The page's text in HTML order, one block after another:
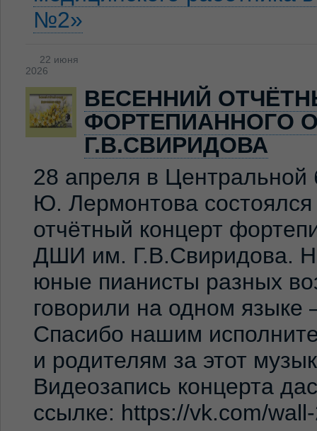
№2»
22 июня
2026
ВЕСЕННИЙ
ФОРТЕПИАННОГО
Г.В.СВИРИДОВА
28 апреля в
Ю. Лермонтова состоялся
отчётный концерт
ДШИ им. Г.В.Свиридова.
юные пианисты разных
говорили на одном
Спасибо нашим
и родителям за этот
Видеозапись концерта
ссылке: https://vk.com/